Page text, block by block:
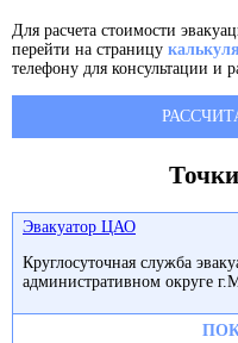
Для расчета стоимости
перейти на страницу
телефону для консультации и
Эвакуатор ЦАО
Круглосуточная служба
административном округе